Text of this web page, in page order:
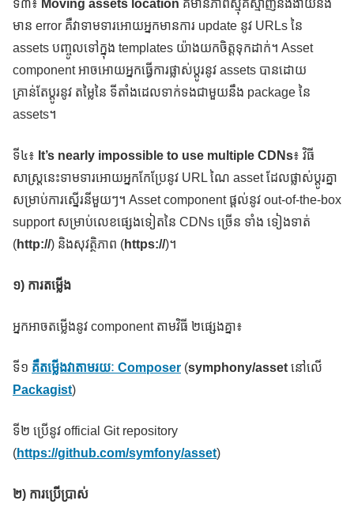
ទី៣៖ Moving assets location គឺមានភាពស្មុគស្មាញនិងងាយនឹង
មាន error គឺវាទាមទារអោយអ្នកមានការ update នូវ URLs នៃ
assets បញ្ចូលទៅក្នុង templates យ៉ាងយកចិត្តទុកដាក់។ Asset
component អាចអោយអ្នកធ្វើការផ្លាស់ប្ដូរនូវ assets បានដោយ
គ្រាន់តែប្ដូរនូវ តម្លៃនៃ ទីតាំងដេលទាក់ទងជាមួយនឹង package នៃ
assets។
ទី៤៖ It’s nearly impossible to use multiple CDNs៖ វិធី
សាស្ត្រនេះទាមទារអោយអ្នកកែប្រែនូវ URL ណៃ asset ដែលផ្លាស់ប្ដូរគ្នា
សម្រាប់ការស្នើរនីមួយៗ។ Asset component ផ្ដល់នូវ out-of-the-box
support សម្រាប់លេខផ្សេងទៀតនៃ CDNs ច្រើន ទាំង ទៀងទាត់
(http://) និងសុវត្ថិភាព (https://)។
១) ការតម្លើង
អ្នកអាចតម្លើងនូវ component តាមវិធី ២ផ្សេងគ្នា៖
ទី១ គឺតម្លើងវាតាមរយៈ Composer (symphony/asset នៅលើ
Packagist)
ទី២ ប្រើនូវ official Git repository
(https://github.com/symfony/asset)
២) ការប្រើប្រាស់